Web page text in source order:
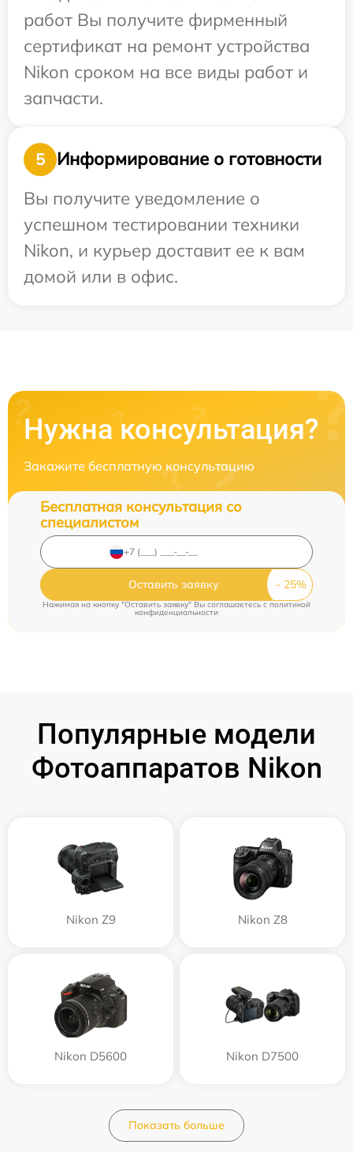
работ Вы получите фирменный
сертификат на ремонт устройства
Nikon сроком на все виды работ и
запчасти.
5
Информирование о готовности
Вы получите уведомление о
успешном тестировании техники
Nikon, и курьер доставит ее к вам
домой или в офис.
Нужна консультация?
Закажите бесплатную консультацию
Бесплатная консультация со
специалистом
Оставить заявку
Нажимая на кнопку "Оставить заявку" Вы соглашаетесь cполитикой
конфиденциальности
Популярные модели
Фотоаппаратов Nikon
Nikon Z9 Nikon Z8
Nikon D5600 Nikon D7500
Показать больше